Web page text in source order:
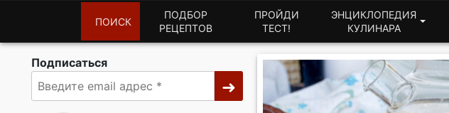
ПОИСК
ПОДБОР
РЕЦЕПТОВ
ПРОЙДИ
ТЕСТ!
ЭНЦИКЛОПЕДИЯ
КУЛИНАРА
Подписаться